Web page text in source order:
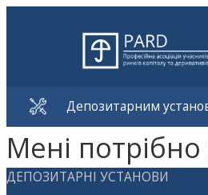
Депозитарним
Мені
ДЕПОЗИТАРНІ УСТАНОВИ